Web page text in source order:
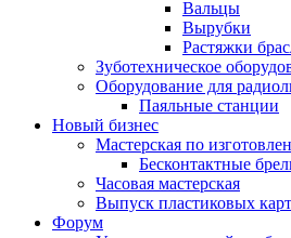
Вальцы
Вырубки
Растяжки
Зуботехническое
Оборудование для
Паяльные станции
Новый бизнес
Мастерская по
Бесконтактные
Часовая мастерская
Выпуск пластиковых карт
Форум